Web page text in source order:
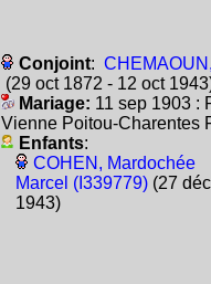
Conjoint:
(29 oct 1872 - 12 oct
Mariage: 11 sep 1903 :
Vienne Poitou-Charentes
Enfants:
COHEN, Mardochée
Marcel (I339779)(27
1943)